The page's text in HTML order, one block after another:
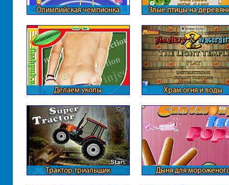
Олимпийская чемпионка
Злые птицы на
Делаем уколы Храм огня и воды
Трактор триальщик Дыня для